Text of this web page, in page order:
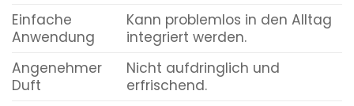
Einfache
Anwendung
Kann problemlos in den Alltag
integriert werden.
Angenehmer
Duft
Nicht aufdringlich und
erfrischend.